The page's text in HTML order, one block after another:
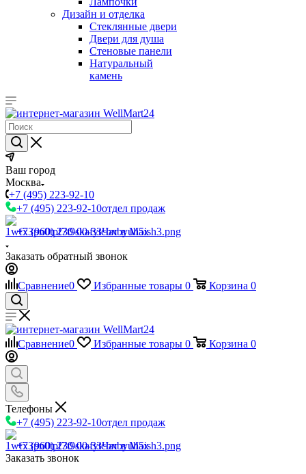
Дизайн и отделка
Стеклянные двери
Двери для душа
Стеновые панели
Натуральный
камень
Ваш город
Москва
+7 (495) 223-92-10
+7 (495) 223-92-10отдел продаж
+7 (960) 230-00-33Чат в Max
Заказать обратный звонок
Сравнение0 Избранные товары 0 Корзина 0
Сравнение0 Избранные товары 0 Корзина 0
Телефоны
+7 (495) 223-92-10отдел продаж
+7 (960) 230-00-33Чат в Max
Заказать звонок